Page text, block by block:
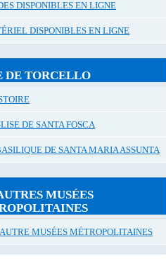
DISPONIBLES EN LIGNE
DISPONIBLES EN LIGNE
DE TORCELLO
DE SANTA FOSCA
DE SANTA MARIA ASSUNTA
MUSÉES
MUSÉES MÉTROPOLITAINES